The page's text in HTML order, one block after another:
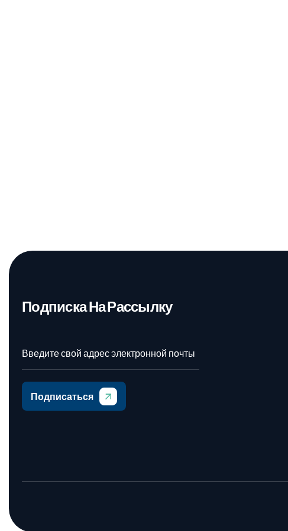
Подписка На Рассылку
Подписаться